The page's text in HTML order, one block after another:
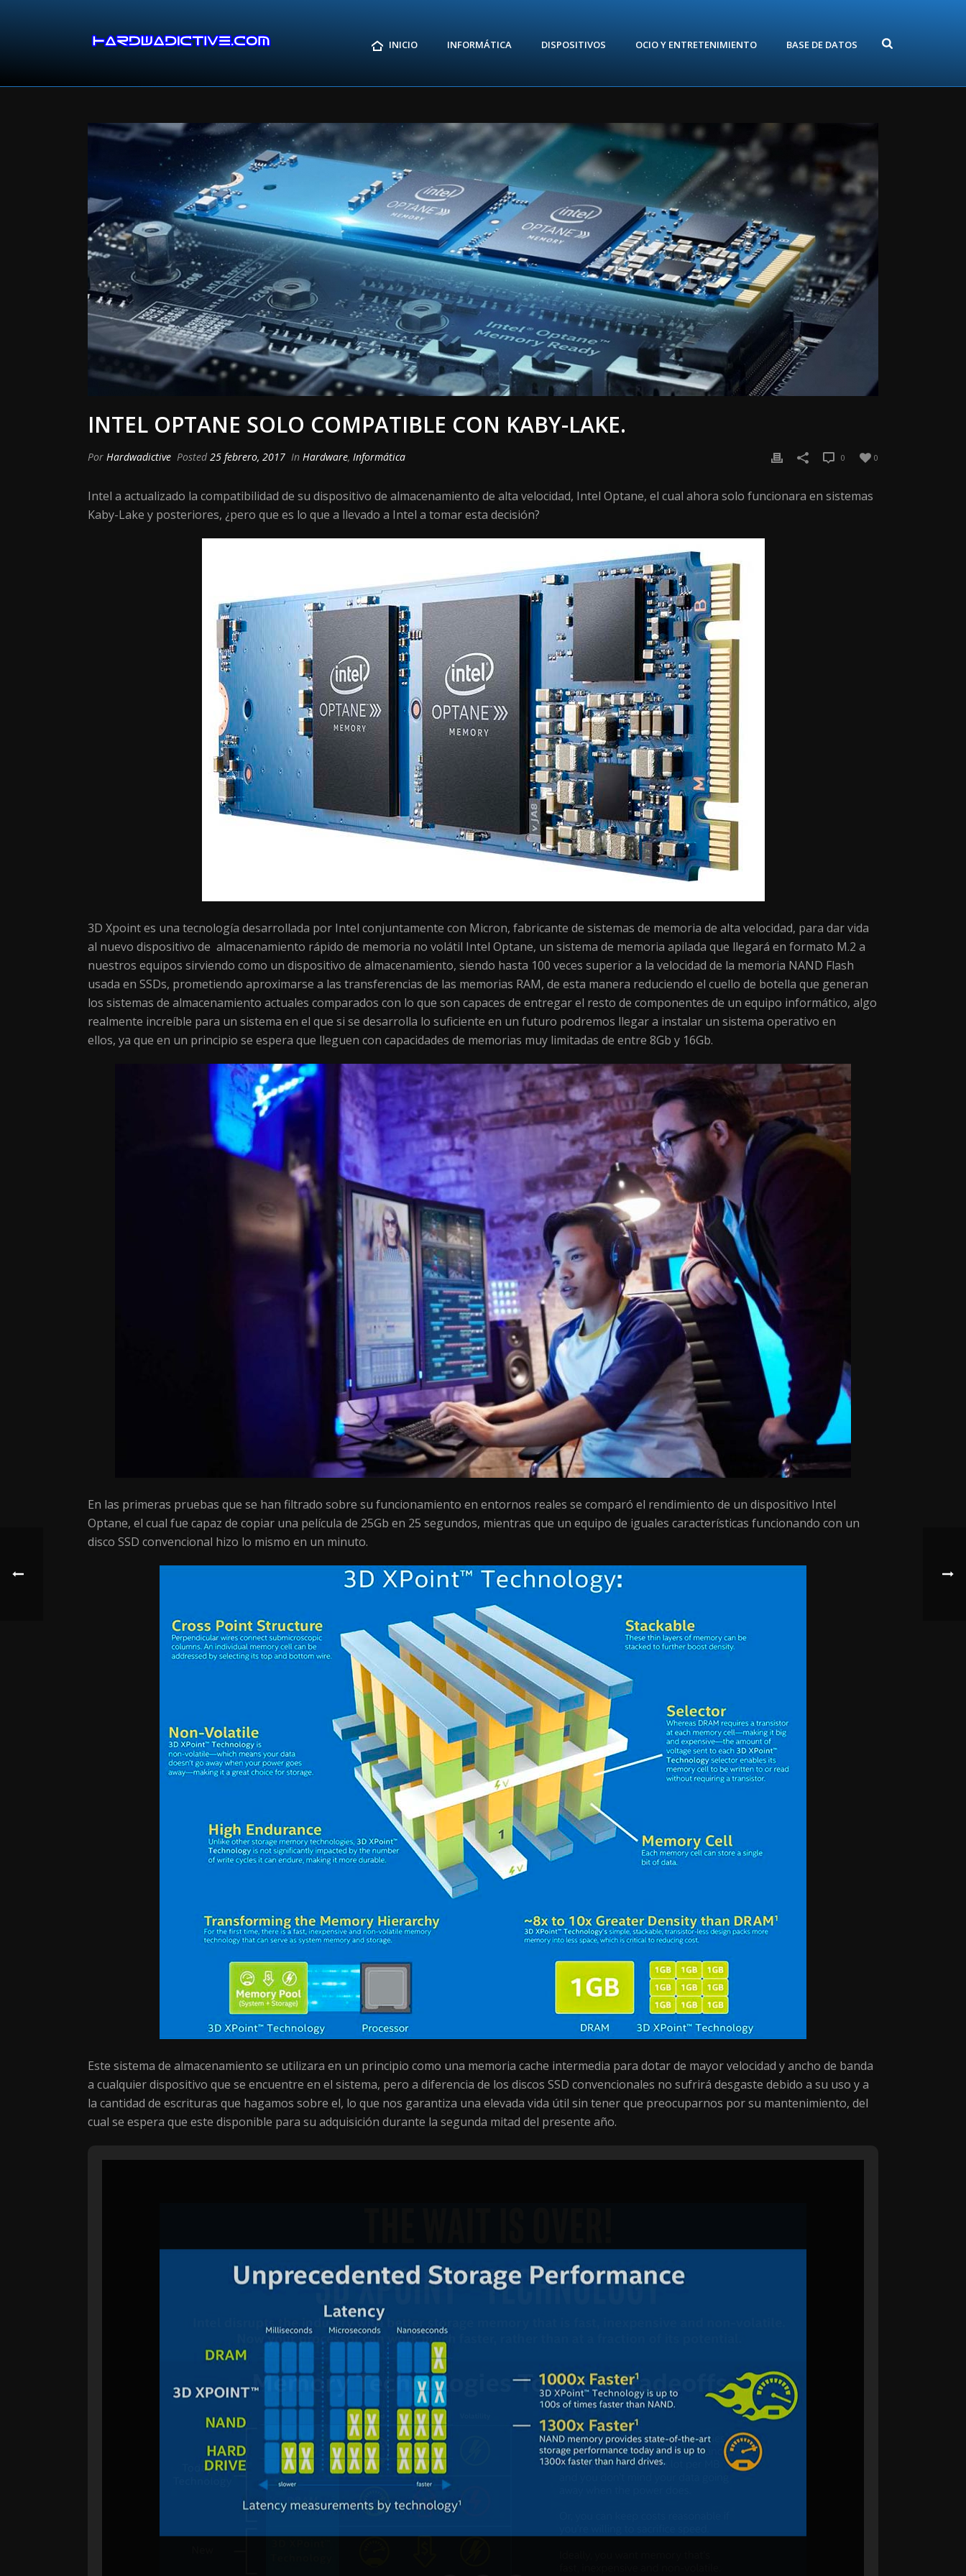
INICIO INFORMÁTICA DISPOSITIVOS OCIO Y ENTRETENIMIENTO BASE DE DATOS
INTEL OPTANE SOLO COMPATIBLE CON KABY-LAKE.
Por Hardwadictive Posted25 febrero, 2017 In Hardware, Informática 0
0
Intel a actualizado la compatibilidad de su dispositivo de almacenamiento de alta velocidad, Intel Optane, el cual ahora solo funcionara en sistemas
Kaby-Lake y posteriores, ¿pero que es lo que a llevado a Intel a tomar esta decisión?
3D Xpoint es una tecnología desarrollada por Intel conjuntamente con Micron, fabricante de sistemas de memoria de alta velocidad, para dar vida
al nuevo dispositivo de almacenamiento rápido de memoria no volátil Intel Optane, un sistema de memoria apilada que llegará en formato M.2 a
nuestros equipos sirviendo como un dispositivo de almacenamiento, siendo hasta 100 veces superior a la velocidad de la memoria NAND Flash
usada en SSDs, prometiendo aproximarse a las transferencias de las memorias RAM, de esta manera reduciendo el cuello de botella que generan
los sistemas de almacenamiento actuales comparados con lo que son capaces de entregar el resto de componentes de un equipo informático, algo
realmente increíble para un sistema en el que si se desarrolla lo suficiente en un futuro podremos llegar a instalar un sistema operativo en
ellos, ya que en un principio se espera que lleguen con capacidades de memorias muy limitadas de entre 8Gb y 16Gb.
En las primeras pruebas que se han filtrado sobre su funcionamiento en entornos reales se comparó el rendimiento de un dispositivo Intel
Optane, el cual fue capaz de copiar una película de 25Gb en 25 segundos, mientras que un equipo de iguales características funcionando con un
disco SSD convencional hizo lo mismo en un minuto.
Este sistema de almacenamiento se utilizara en un principio como una memoria cache intermedia para dotar de mayor velocidad y ancho de banda
a cualquier dispositivo que se encuentre en el sistema, pero a diferencia de los discos SSD convencionales no sufrirá desgaste debido a su uso y a
la cantidad de escrituras que hagamos sobre el, lo que nos garantiza una elevada vida útil sin tener que preocuparnos por su mantenimiento, del
cual se espera que este disponible para su adquisición durante la segunda mitad del presente año.